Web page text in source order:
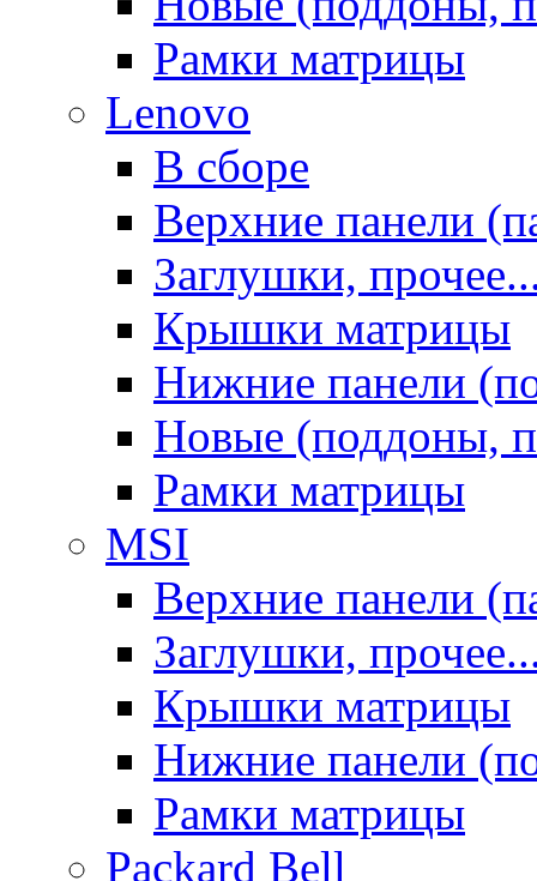
Рамки матрицы
Lenovo
В сборе
Верхние панели
Заглушки,
Крышки матрицы
Нижние панели
Новые (поддоны,
Рамки матрицы
MSI
Верхние панели
Заглушки,
Крышки матрицы
Нижние панели
Рамки матрицы
Packard Bell